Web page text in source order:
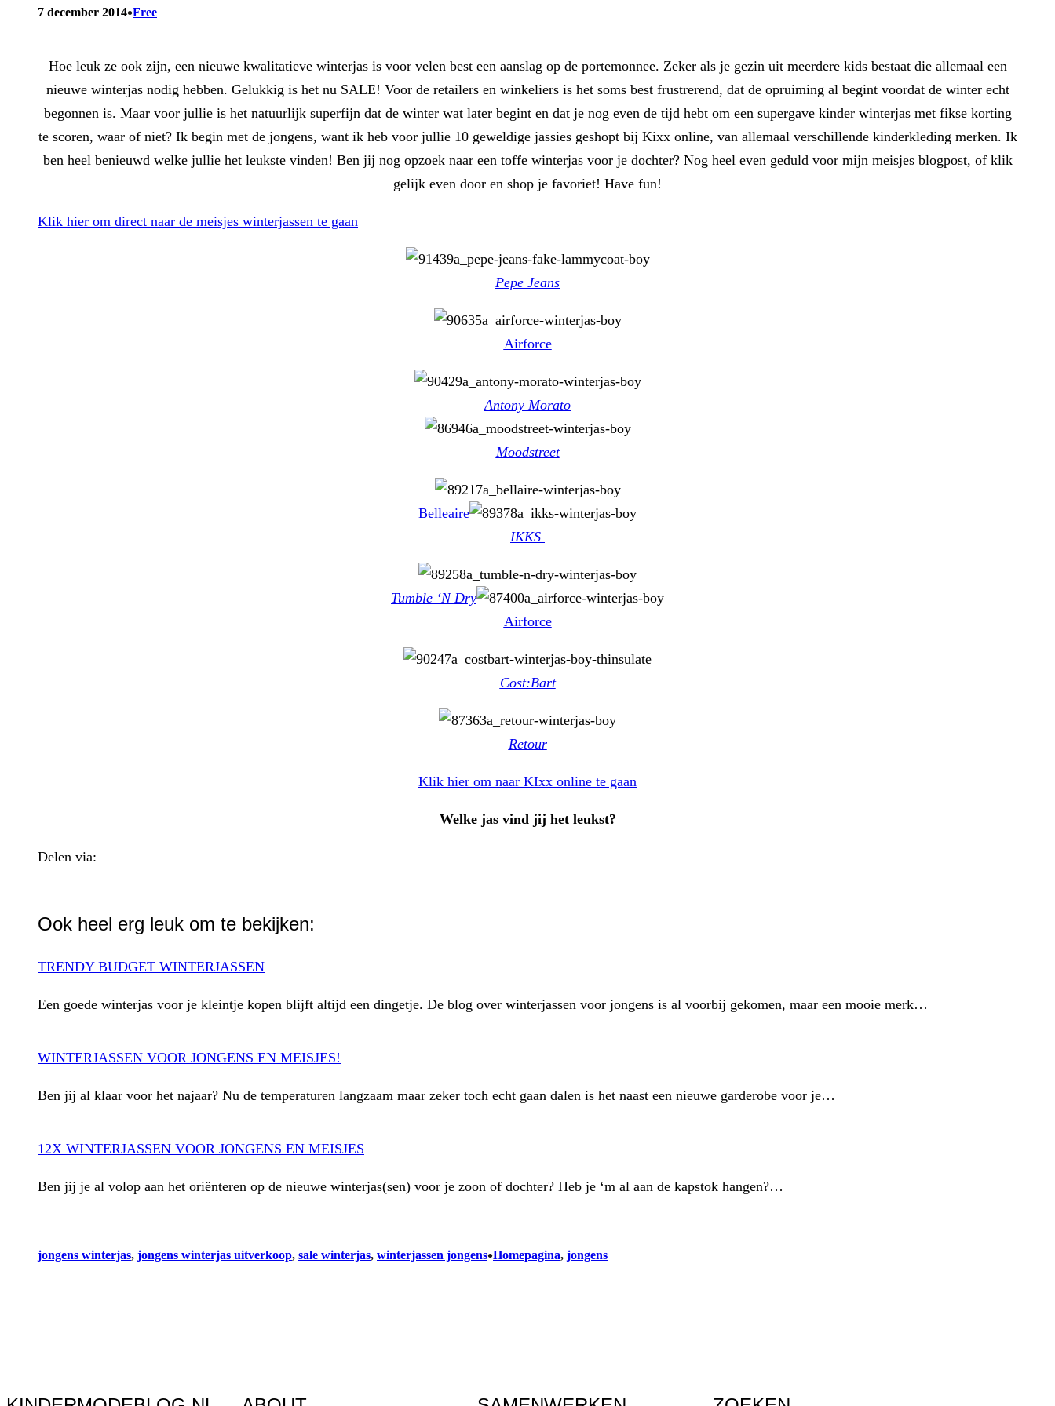
7 december 2014•Free
Hoe leuk ze ook zijn, een nieuwe kwalitatieve winterjas is voor velen best een aanslag op de portemonnee. Zeker als je gezin uit meerdere kids bestaat die allemaal een
nieuwe winterjas nodig hebben. Gelukkig is het nu SALE! Voor de retailers en winkeliers is het soms best frustrerend, dat de opruiming al begint voordat de winter echt
begonnen is. Maar voor jullie is het natuurlijk superfijn dat de winter wat later begint en dat je nog even de tijd hebt om een supergave kinder winterjas met fikse korting
te scoren, waar of niet? Ik begin met de jongens, want ik heb voor jullie 10 geweldige jassies geshopt bij Kixx online, van allemaal verschillende kinderkleding merken. Ik
ben heel benieuwd welke jullie het leukste vinden! Ben jij nog opzoek naar een toffe winterjas voor je dochter? Nog heel even geduld voor mijn meisjes blogpost, of klik
gelijk even door en shop je favoriet! Have fun!
Klik hier om direct naar de meisjes winterjassen te gaan
Pepe Jeans
Airforce
Antony Morato
Moodstreet
Belleaire
IKKS
Tumble ‘N Dry
Airforce
Cost:Bart
Retour
Klik hier om naar KIxx online te gaan
Welke jas vind jij het leukst?
Delen via:
Ook heel erg leuk om te bekijken:
TRENDY BUDGET WINTERJASSEN
Een goede winterjas voor je kleintje kopen blijft altijd een dingetje. De blog over winterjassen voor jongens is al voorbij gekomen, maar een mooie merk…
WINTERJASSEN VOOR JONGENS EN MEISJES!
Ben jij al klaar voor het najaar? Nu de temperaturen langzaam maar zeker toch echt gaan dalen is het naast een nieuwe garderobe voor je…
12X WINTERJASSEN VOOR JONGENS EN MEISJES
Ben jij je al volop aan het oriënteren op de nieuwe winterjas(sen) voor je zoon of dochter? Heb je ‘m al aan de kapstok hangen?…
jongens winterjas, jongens winterjas uitverkoop, sale winterjas, winterjassen jongens•Homepagina, jongens